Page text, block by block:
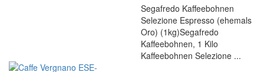
Segafredo Kaffeebohnen
Selezione Espresso (ehemals
Oro) (1kg)Segafredo
Kaffeebohnen, 1 Kilo
Kaffeebohnen Selezione ...